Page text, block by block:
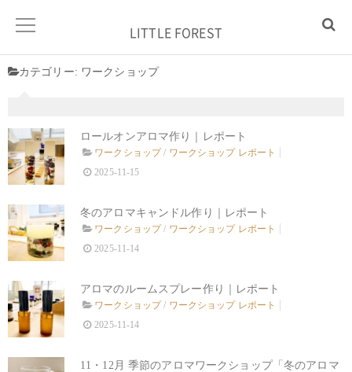
LITTLE FOREST
カテゴリー: ワークショップ
ロールオンアロマ作り｜レポート
ワークショップ/ ワークショップ レポート
2025-11-15
冬のアロマキャンドル作り｜レポート
ワークショップ/ ワークショップ レポート
2025-11-14
アロマのルームスプレー作り｜レポート
ワークショップ/ ワークショップ レポート
2025-11-14
11・12月 季節のアロマワークショップ「冬のアロマ